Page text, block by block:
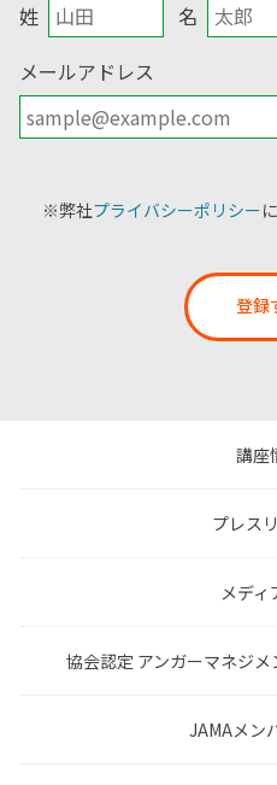
姓
名
メールアドレス
※弊社プライバシーポリシー
登録
講座
プレス
メディ
協会認定 アンガーマネジ
JAMAメン